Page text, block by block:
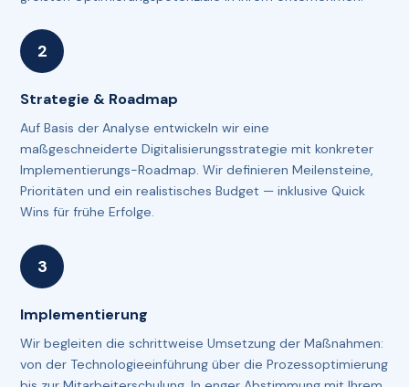
Strategie & Roadmap
Auf Basis der Analyse entwickeln wir eine
maßgeschneiderte Digitalisierungs­strategie mit konkreter
Implementierungs-Roadmap. Wir definieren Meilensteine,
Prioritäten und ein realistisches Budget — inklusive Quick
Wins für frühe Erfolge.
Implementierung
Wir begleiten die schrittweise Umsetzung der Maßnahmen:
von der Technologie­einführung über die Prozess­optimierung